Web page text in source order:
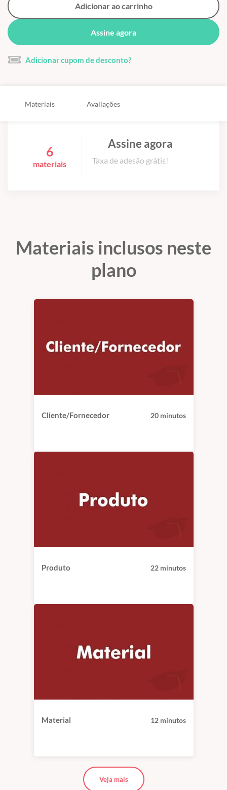
Adicionar ao carrinho
Assine agora
Adicionar cupom de desconto?
Materiais Avaliações
6
materiais
Assine agora
Taxa de adesão grátis!
Materiais inclusos neste
plano
Cliente/Fornecedor 20 minutos
Produto 22 minutos
Material 12 minutos
Veja mais